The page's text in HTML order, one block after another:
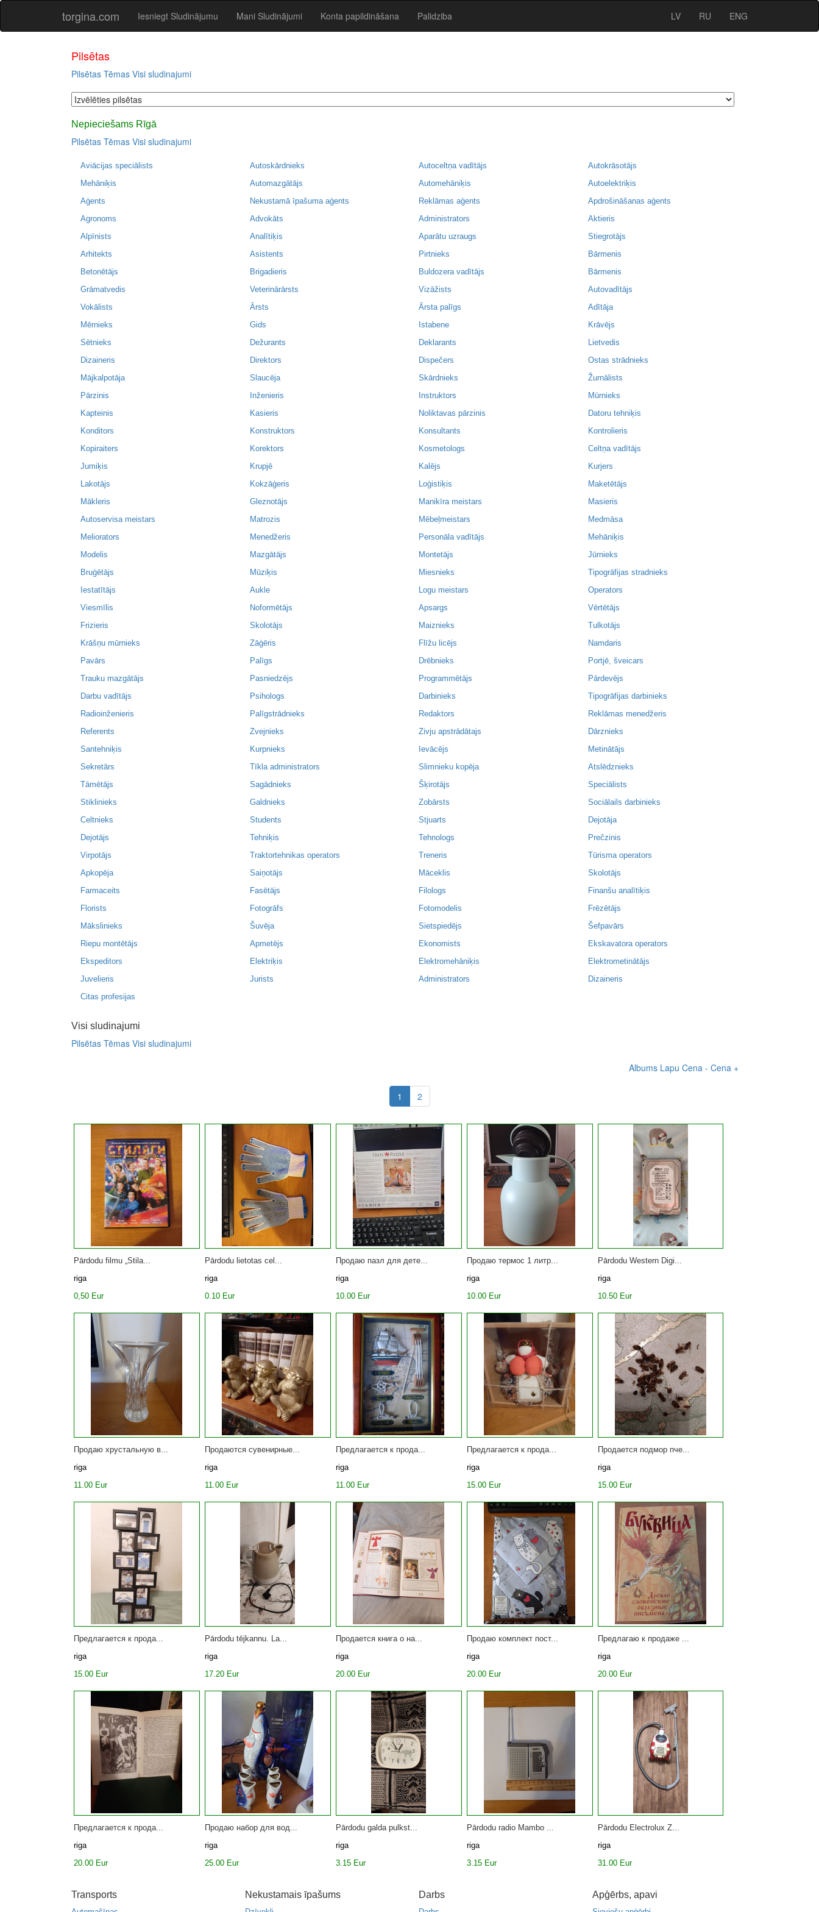
torgina.com Iesniegt Sludinājumu Mani Sludinājumi Konta papildināšana Palidziba LV RU ENG
Pilsētas
Pilsētas Tēmas Visi sludinajumi
Nepieciešams Rīgā
Pilsētas Tēmas Visi sludinajumi
Aviācijas speciālists Autoskārdnieks Autoceltņa vadītājs
Autokrāsotājs
Mehāniķis
Automazgātājs Automehāniķis
Autoelektriķis
Aģents
Nekustamā īpašuma aģents Reklāmas aģents
Apdrošināšanas aģents
Agronoms
Advokāts Administrators
Aktieris
Alpīnists
Analītiķis Aparātu uzraugs
Stiegrotājs
Arhitekts
Asistents Pirtnieks
Bārmenis
Betonētājs
Brigadieris Buldozera vadītājs
Bārmenis
Grāmatvedis
Veterinārārsts Vizāžists
Autovadītājs
Vokālists
Ārsts Ārsta palīgs
Adītāja
Mērnieks
Gids Istabene
Krāvējs
Sētnieks
Dežurants Deklarants
Lietvedis
Dizaineris
Direktors Dispečers
Ostas strādnieks
Mājkalpotāja
Slaucēja Skārdnieks
Žurnālists
Pārzinis
Inženieris Instruktors
Mūrnieks
Kapteinis
Kasieris Noliktavas pārzinis
Datoru tehniķis
Konditors
Konstruktors Konsultants
Kontrolieris
Kopiraiters
Korektors Kosmetologs
Celtņa vadītājs
Jumiķis
Krupjē Kalējs
Kurjers
Lakotājs
Kokzāģeris Loģistiķis
Maketētājs
Mākleris
Gleznotājs Manikīra meistars
Masieris
Autoservisa meistars
Matrozis Mēbeļmeistars
Medmāsa
Meliorators
Menedžeris Personāla vadītājs
Mehāniķis
Modelis
Mazgātājs Montetājs
Jūrnieks
Bruģētājs
Mūziķis Miesnieks
Tipogrāfijas stradnieks
Iestatītājs
Aukle Logu meistars
Operators
Viesmīlis
Noformētājs Apsargs
Vērtētājs
Frizieris
Skolotājs Maiznieks
Tulkotājs
Krāšņu mūrnieks
Zāģēris Flīžu licējs
Namdaris
Pavārs
Palīgs Drēbnieks
Portjē, šveicars
Trauku mazgātājs
Pasniedzējs Programmētājs
Pārdevējs
Darbu vadītājs
Psihologs Darbinieks
Tipogrāfijas darbinieks
Radioinženieris
Palīgstrādnieks Redaktors
Reklāmas menedžeris
Referents
Zvejnieks Zivju apstrādātajs
Dārznieks
Santehniķis
Kurpnieks Ievācējs
Metinātājs
Sekretārs
Tīkla administrators Slimnieku kopēja
Atslēdznieks
Tāmētājs
Sagādnieks Šķirotājs
Speciālists
Stiklinieks
Galdnieks Zobārsts
Sociālails darbinieks
Celtnieks
Students Stjuarts
Dejotāja
Dejotājs
Tehniķis Tehnologs
Prečzinis
Virpotājs
Traktortehnikas operators Treneris
Tūrisma operators
Apkopēja
Saiņotājs Māceklis
Skolotājs
Farmaceits
Fasētājs Filologs
Finanšu analītiķis
Florists
Fotogrāfs Fotomodelis
Frēzētājs
Mākslinieks
Šuvēja Sietspiedējs
Šefpavārs
Riepu montētājs
Apmetējs Ekonomists
Ekskavatora operators
Ekspeditors
Elektriķis Elektromehāniķis
Elektrometinātājs
Juvelieris
Jurists Administrators
Dizaineris
Citas profesijas
Visi sludinajumi
Pilsētas Tēmas Visi sludinajumi
Albums Lapu Cena - Cena +
1 2
Pārdodu filmu „Stila...
riga
0,50 Eur
Pārdodu lietotas cel...
riga
0.10 Eur
Продаю пазл для дете...
riga
10.00 Eur
Продаю термос 1 литр...
riga
10.00 Eur
Pārdodu Western Digi...
riga
10.50 Eur
Продаю хрустальную в...
riga
11.00 Eur
Продаются сувенирные...
riga
11.00 Eur
Предлагается к прода...
riga
11.00 Eur
Предлагается к прода...
riga
15.00 Eur
Продается подмор пче...
riga
15.00 Eur
Предлагается к прода...
riga
15.00 Eur
Pārdodu tējkannu. La...
riga
17.20 Eur
Продается книга о на...
riga
20.00 Eur
Продаю комплект пост...
riga
20.00 Eur
Предлагаю к продаже ...
riga
20.00 Eur
Предлагается к прода...
riga
20.00 Eur
Продаю набор для вод...
riga
25.00 Eur
Pārdodu galda pulkst...
riga
3.15 Eur
Pārdodu radio Mambo ...
riga
3.15 Eur
Pārdodu Electrolux Z...
riga
31.00 Eur
Transports Nekustamais īpašums Darbs Apģērbs, apavi